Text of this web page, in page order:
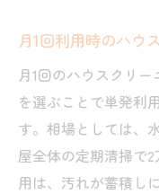
月1回利用時のハウ
月1回のハウスクリ
を選ぶことで単発利
す。相場としては、
屋全体の定期清掃で
用は、汚れが蓄積し